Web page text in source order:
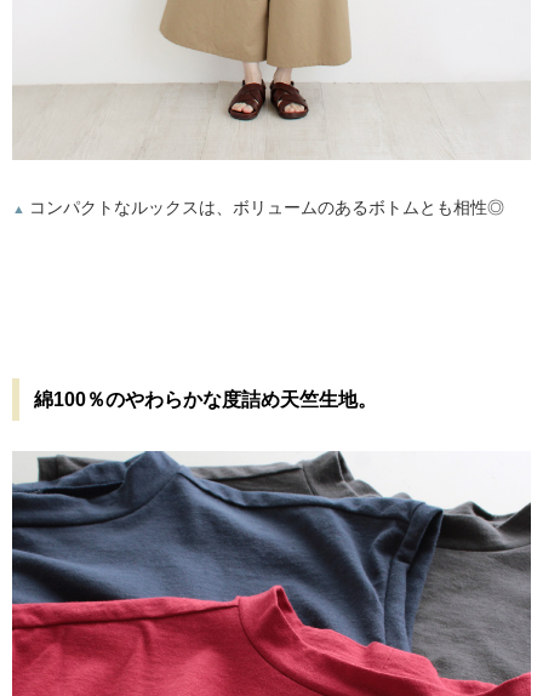
▲ コンパクトなルックスは、ボリュームのあるボトムとも相性◎
綿100％のやわらかな度詰め天竺生地。